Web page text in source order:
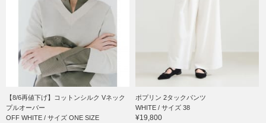
【8/6再値下げ】コットンシルク Vネック
プルオーバー
OFF WHITE / サイズ ONE SIZE
ポプリン 2タックパンツ
WHITE / サイズ 38
¥19,800